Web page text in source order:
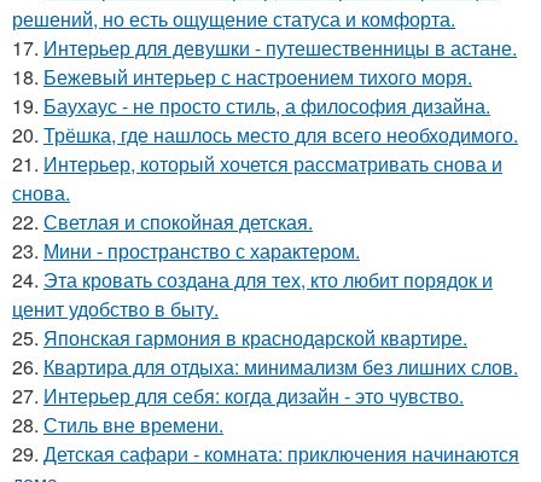
решений, но есть ощущение статуса и комфорта.
17. Интерьер для девушки - путешественницы в астане.
18. Бежевый интерьер с настроением тихого моря.
19. Баухаус - не просто стиль, а философия дизайна.
20. Трёшка, где нашлось место для всего необходимого.
21. Интерьер, который хочется рассматривать снова и
снова.
22. Светлая и спокойная детская.
23. Мини - пространство с характером.
24. Эта кровать создана для тех, кто любит порядок и
ценит удобство в быту.
25. Японская гармония в краснодарской квартире.
26. Квартира для отдыха: минимализм без лишних слов.
27. Интерьер для себя: когда дизайн - это чувство.
28. Стиль вне времени.
29. Детская сафари - комната: приключения начинаются